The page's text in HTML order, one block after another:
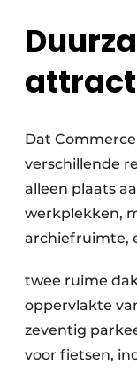
Dat
verschillende
alleen plaats
werkplekken,
archiefruimte,
twee ruime
oppervlakte
zeventig
voor fietsen,